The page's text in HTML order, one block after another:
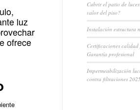
luz
ofrece
Cubrir el patio de
valor del piso?
Instalación estructura
Certificaciones
Garantía profesional
Impermeabilización
contra filtraciones